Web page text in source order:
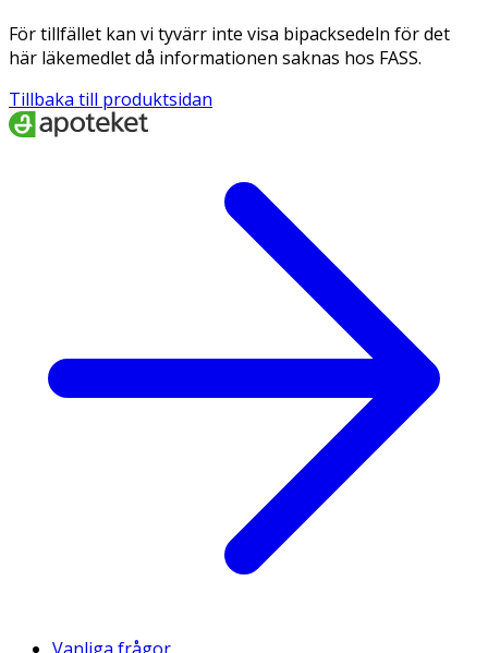
För tillfället kan vi tyvärr inte visa bipacksedeln för det
här läkemedlet då informationen saknas hos FASS.
Tillbaka till produktsidan